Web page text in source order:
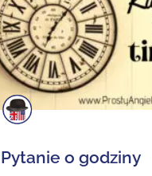
Pytanie o godziny